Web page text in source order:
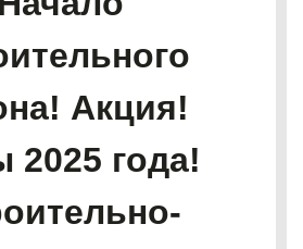
Акция!
2025 года!